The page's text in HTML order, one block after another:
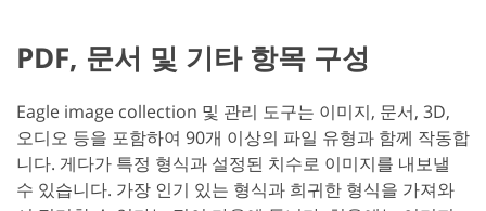
PDF, 문서 및 기타 항목 구성
Eagle image collection 및 관리 도구는 이미지, 문서, 3D,
오디오 등을 포함하여 90개 이상의 파일 유형과 함께 작동합
니다. 게다가 특정 형식과 설정된 치수로 이미지를 내보낼
수 있습니다. 가장 인기 있는 형식과 희귀한 형식을 가져와